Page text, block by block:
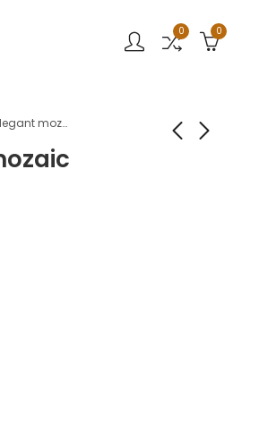
0 0
Camasa casual, elegant mozaic Stansfield AV2209CS